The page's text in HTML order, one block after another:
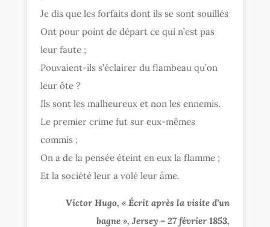
Je dis que les forfaits dont ils se sont souillés
Ont pour point de départ ce qui n’est pas
leur faute ;
Pouvaient-ils s’éclairer du flambeau qu’on
leur ôte ?
Ils sont les malheureux et non les ennemis.
Le premier crime fut sur eux-mêmes
commis ;
On a de la pensée éteint en eux la flamme ;
Et la société leur a volé leur âme.
Victor Hugo, « Écrit après la visite d’un
bagne », Jersey – 27 février 1853,